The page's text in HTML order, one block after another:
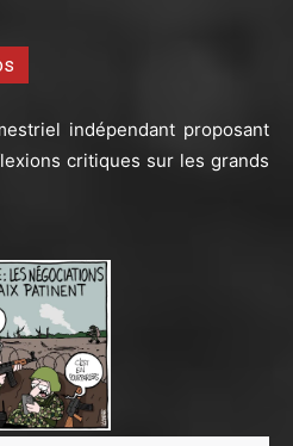
indépendant proposant
critiques sur les grands